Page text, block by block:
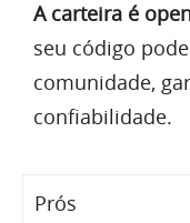
A carteira é
seu código
comunidade,
confiabilidade.
Prós